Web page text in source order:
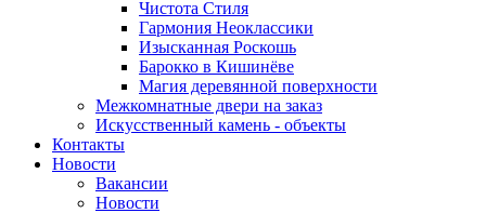
Чистота Стиля
Гармония Неоклассики
Изысканная Роскошь
Барокко в Кишинёве
Магия деревянной поверхности
Межкомнатные двери на заказ
Искусственный камень - объекты
Контакты
Новости
Вакансии
Новости